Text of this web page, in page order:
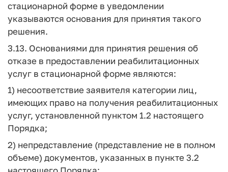
стационарной форме в уведомлении
указываются основания для принятия такого
решения.
3.13. Основаниями для принятия решения об
отказе в предоставлении реабилитационных
услуг в стационарной форме являются:
1) несоответствие заявителя категории лиц,
имеющих право на получения реабилитационных
услуг, установленной пунктом 1.2 настоящего
Порядка;
2) непредставление (представление не в полном
объеме) документов, указанных в пункте 3.2